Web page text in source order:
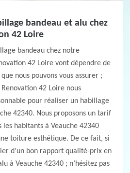
bandeau et alu chez
42 Loire
bandeau chez notre
42 Loire vont dépendre de
nous pouvons vous assurer ;
42 Loire nous
pour réaliser un habillage
42340. Nous proposons un tarif
les habitants à Veauche 42340
toiture esthétique. De ce fait, si
d’un bon rapport qualité-prix en
à Veauche 42340 ; n’hésitez pas